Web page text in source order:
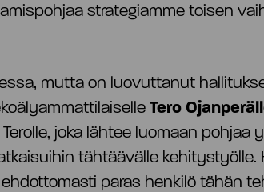
strategiamme toisen
mutta on luovuttanut
Tero
joka lähtee luomaan pohjaa
tähtäävälle kehitystyölle.
paras henkilö tähän